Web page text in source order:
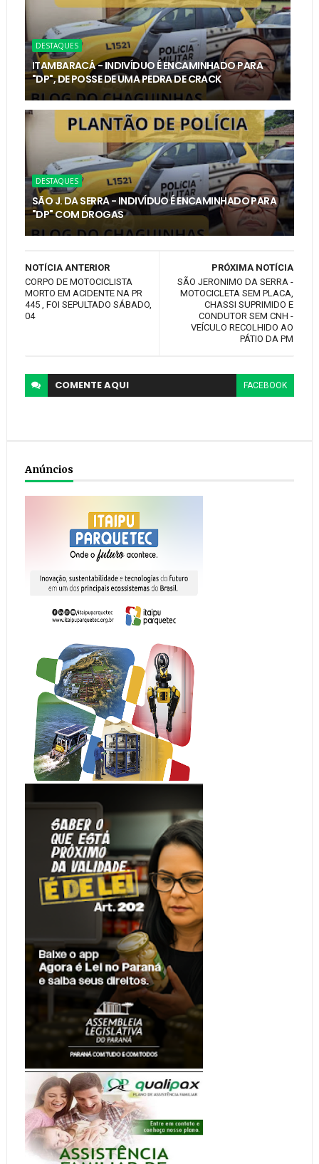
DESTAQUES
ITAMBARACÁ - INDIVÍDUO É ENCAMINHADO PARA
"DP", DE POSSE DE UMA PEDRA DE CRACK
DESTAQUES
SÃO J. DA SERRA - INDIVÍDUO É ENCAMINHADO PARA
"DP" COM DROGAS
PRÓXIMA NOTÍCIA
SÃO JERONIMO DA SERRA -
MOTOCICLETA SEM PLACA,
CHASSI SUPRIMIDO E
CONDUTOR SEM CNH -
VEÍCULO RECOLHIDO AO
PÁTIO DA PM
NOTÍCIA ANTERIOR
CORPO DE MOTOCICLISTA
MORTO EM ACIDENTE NA PR
445 , FOI SEPULTADO SÁBADO,
04
COMENTEAQUI FACEBOOK
Anúncios